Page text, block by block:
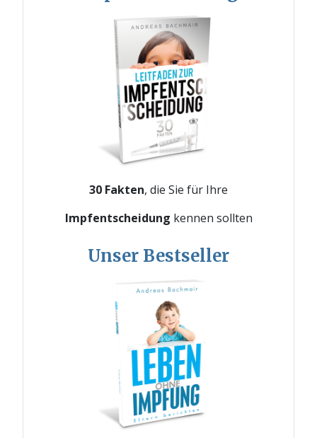
30 Fakten, die Sie für Ihre
Impfentscheidung kennen sollten
Unser Bestseller